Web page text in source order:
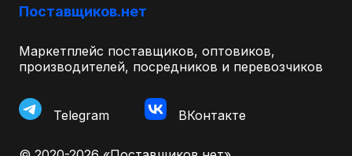
Поставщиков.нет
Маркетплейс поставщиков, оптовиков,
производителей, посредников и перевозчиков
Telegram ВКонтакте